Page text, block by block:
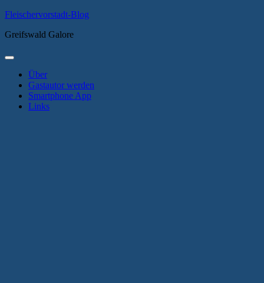
Zum
springen
Fleischervorstadt-Blog
Greifswald Galore
Primäres
Über
Gastautor werden
Smartphone App
Links